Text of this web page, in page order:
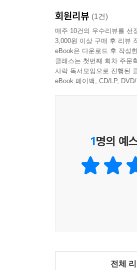
--- p.122
회원리뷰 (1건)
매주 10건의 우수리뷰를 선
3,000원 이상 구매 후 리뷰
eBook은 다운로드 후 작성
클래스는 첫번째 회차 주문
사락 독서모임으로 진행된
eBook 페이백, CD/LP,
1명의 예
전체